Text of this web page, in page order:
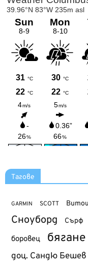
Тагове
GARMIN SCOTT
Сноуборд Сърф
боровец бягане
доц. Сандю Бешев